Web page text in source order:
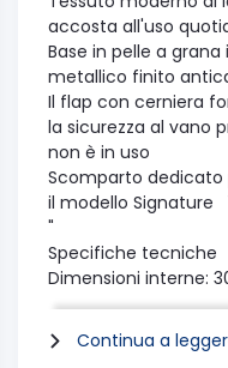
accosta all'uso
Base in pelle a
metallico finito
Il flap con cerniera
la sicurezza al vano
non è in uso
Scomparto
il modello Signature
"
Specifiche tecniche
Dimensioni interne:
Dimensioni esterne:
10" Tablet Pocket: 29
Peso: 1.3 kg
Continua a